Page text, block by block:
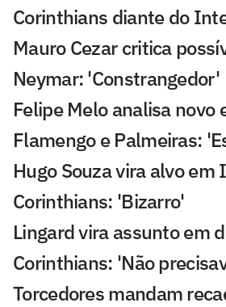
Corinthians diante do
Mauro Cezar critica
Neymar: 'Constrangedor'
Felipe Melo analisa novo
Flamengo e Palmeiras:
Hugo Souza vira alvo
Corinthians: 'Bizarro'
Lingard vira assunto em
Corinthians: 'Não
Torcedores mandam